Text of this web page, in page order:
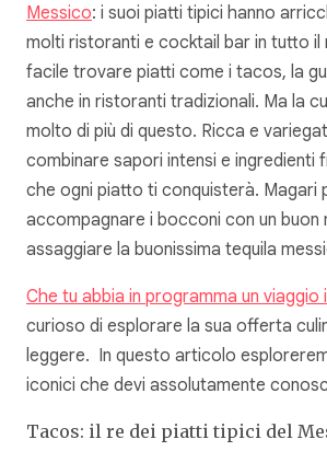
Messico: i suoi piatti tipici hanno
molti ristoranti e cocktail bar in tutto il
facile trovare piatti come i tacos, la
anche in ristoranti tradizionali. Ma la
molto di più di questo. Ricca e
combinare sapori intensi e ingredienti
che ogni piatto ti conquisterà. Magari
accompagnare i bocconi con un buon
assaggiare la buonissima tequila
Che tu abbia in programma un viaggio
curioso di esplorare la sua offerta
leggere. In questo articolo
iconici che devi assolutamente
Tacos: il re dei piatti tipici del